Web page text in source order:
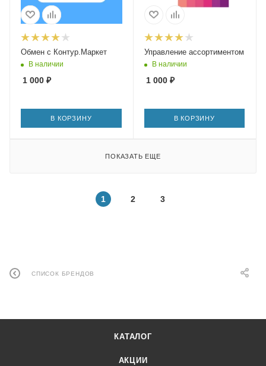
Обмен с Контур.Маркет
В наличии
1 000 ₽
В КОРЗИНУ
Управление ассортиментом
В наличии
1 000₽
В КОРЗИНУ
ПОКАЗАТЬ ЕЩЕ
1 2 3
СПИСОК БРЕНДОВ
КАТАЛОГ
АКЦИИ